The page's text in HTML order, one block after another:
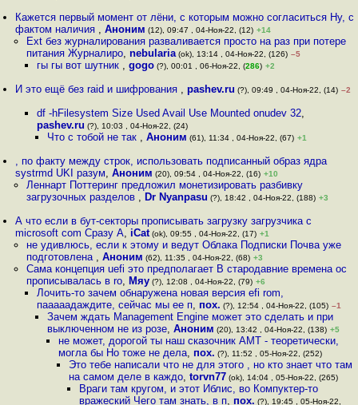
Кажется первый момент от лёни, с которым можно согласиться Ну, с
фактом наличия ,Аноним (12), 09:47 , 04-Ноя-22, (12) +14
Ext без журналирования разваливается просто на раз при потере
питания Журналиро, nebularia(ok), 13:14 , 04-Ноя-22, (126) –5
гы гы вот шутник , gogo(?), 00:01 , 06-Ноя-22, (286) +2
И это ещё без raid и шифрования ,pashev.ru (?), 09:49 , 04-Ноя-22, (14) –2
df -hFilesystem Size Used Avail Use Mounted onudev 32,
pashev.ru (?), 10:03 , 04-Ноя-22, (24)
Что с тобой не так ,Аноним (61), 11:34 , 04-Ноя-22, (67) +1
, по факту между строк, использовать подписанный образ ядра
systrmd UKI разум,Аноним (20), 09:54 , 04-Ноя-22, (16) +10
Леннарт Поттеринг предложил монетизировать разбивку
загрузочных разделов , Dr Nyanpasu (?), 18:42 , 04-Ноя-22, (188) +3
А что если в бут-секторы прописывать загрузку загрузчика с
microsoft com Сразу А, iCat (ok), 09:55 , 04-Ноя-22, (17) +1
не удивлюсь, если к этому и ведут Облака Подписки Почва уже
подготовлена , Аноним (62), 11:35 , 04-Ноя-22, (68) +3
Сама концепция uefi это предполагает В стародавние времена ос
прописывалась в ro, Мяу(?), 12:08 , 04-Ноя-22, (79) +6
Лочить-то зачем обнаружена новая версия efi rom,
пааааадаждите, сейчас мы ее п, пох. (?), 12:54 , 04-Ноя-22, (105) –1
Зачем ждать Management Engine может это сделать и при
выключенном не из розе,Аноним (20), 13:42 , 04-Ноя-22, (138) +5
не может, дорогой ты наш сказочник AMT - теоретически,
могла бы Но тоже не дела, пох. (?), 11:52 , 05-Ноя-22, (252)
Это тебе написали что не для этого , но кто знает что там
на самом деле в каждо, torvn77(ok), 14:04 , 05-Ноя-22, (265)
Враги там кругом, и этот Иблис, во Компуктер-то
вражеский Чего там знать, в п, пох. (?), 19:45 , 05-Ноя-22,